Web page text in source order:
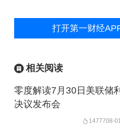
长对伊停火，但美国
封锁仍在实施。
高盛测算，油价每上
心CPI上行约0.1至
间推移，相关影响会
难以撼动美联储的
打开第一财经
相关阅读
零度解读7月30日美联储
决议发布会
1477708-